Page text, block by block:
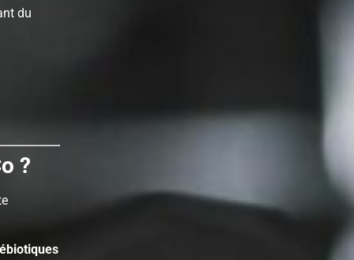
du
?